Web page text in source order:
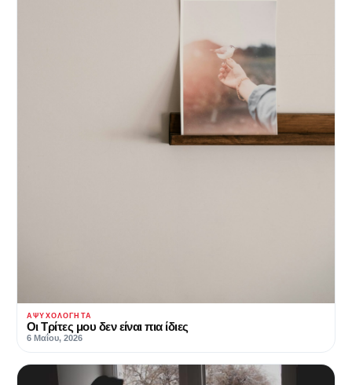
ΑΨΥΧΟΛΌΓΗΤΑ
Οι Τρίτες μου δεν είναι πια ίδιες
6 Μαΐου, 2026